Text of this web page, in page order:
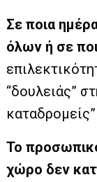
Σε ποια
όλων ή σε
“δουλειάς”
Το
χώρο δεν